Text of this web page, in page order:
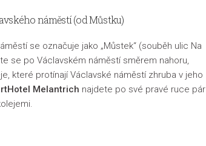
náměstí (od Můstku)
se označuje jako „Můstek“ (souběh ulic Na
se po Václavském náměstí směrem nahoru,
které protínají Václavské náměstí zhruba v jeho
Melantrich najdete po své pravé ruce pár